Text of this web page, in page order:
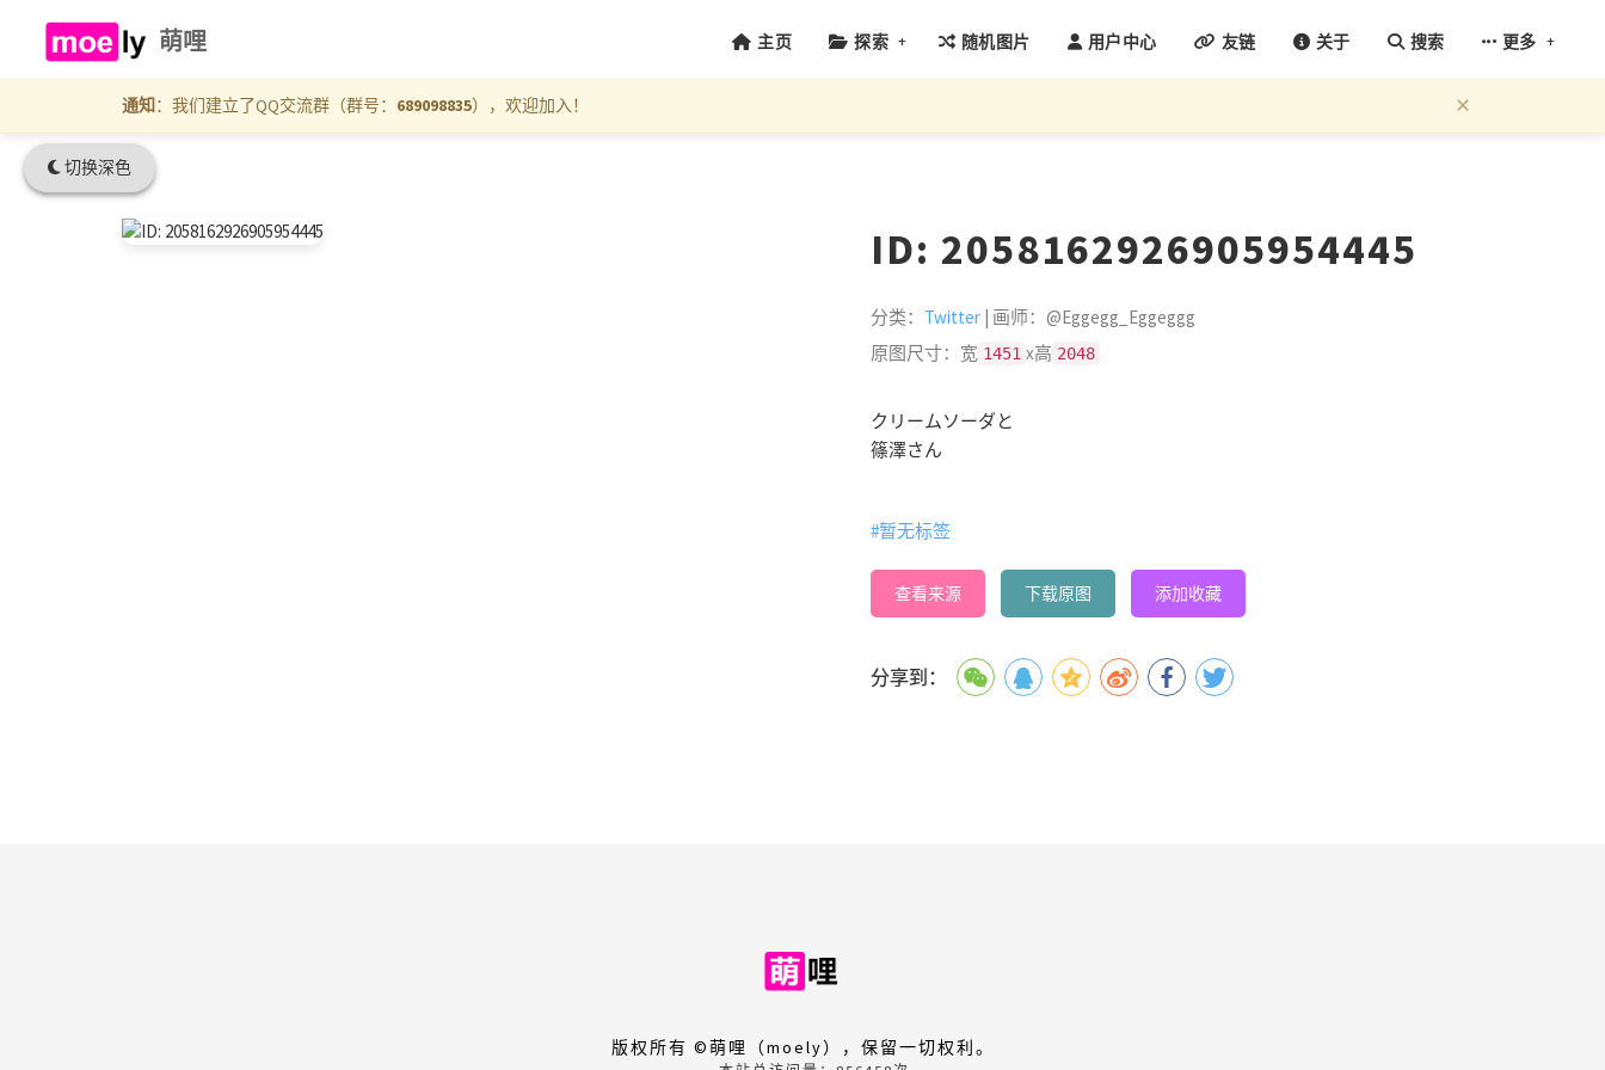
切换深色
萌哩 主页 探索 + 随机图片 用户中心 友链 关于 搜索 更多 +
通知：我们建立了QQ交流群（群号： 689098835），欢迎加入！ ×
ID: 2058162926905954445
分类： Twitter | 画师：@Eggegg_Eggeggg
原图尺寸：宽 1451 x高 2048
クリームソーダと
篠澤さん
#暂无标签
查看来源 下载原图 添加收藏
分享到：
版权所有 ©萌哩（moely），保留一切权利。